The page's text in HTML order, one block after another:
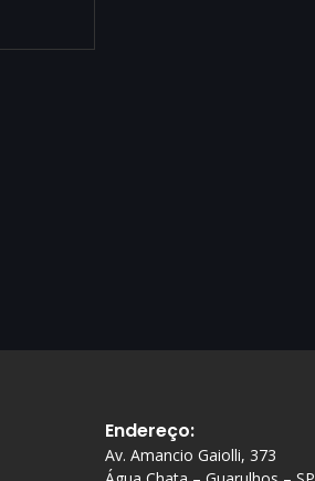
Endereço:
Av. Amancio Gaiolli, 373